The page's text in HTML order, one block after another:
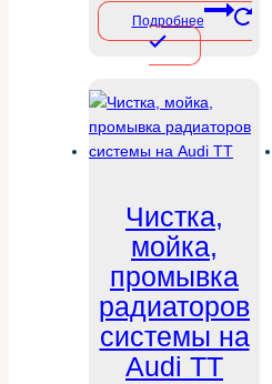
Подробнее
Чистка,
мойка,
промывка
радиаторов
системы на
Audi TT